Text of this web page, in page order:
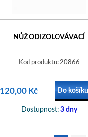
NŮŽ ODIZOLOVÁVACÍ
Kod produktu: 20866
120,00 Kč Do košíku
Dostupnost: 3 dny